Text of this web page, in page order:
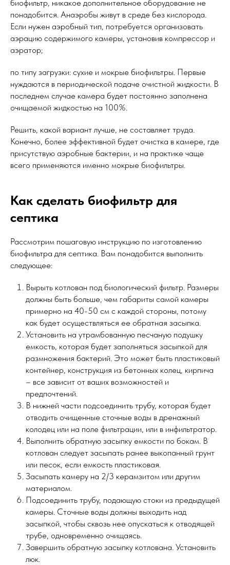
биофильтр, никакое дополнительное оборудование не
понадобится. Анаэробы живут в среде без кислорода.
Если нужен аэробный тип, потребуется организовать
аэрацию содержимого камеры, установив компрессор и
аэратор;
по типу загрузки: сухие и мокрые биофильтры. Первые
нуждаются в периодической подаче очистной жидкости. В
последнем случае камера будет постоянно заполнена
очищаемой жидкостью на 100%.
Решить, какой вариант лучше, не составляет труда.
Конечно, более эффективной будет очистка в камере, где
присутствую аэробные бактерии, и на практике чаще
всего применяются именно мокрые биофильтры.
Как сделать биофильтр для
септика
Рассмотрим пошаговую инструкцию по изготовлению
биофильтра для септика. Вам понадобится выполнить
следующее:
Вырыть котлован под биологический фильтр. Размеры
должны быть больше, чем габариты самой камеры
примерно на 40-50 см с каждой стороны, потому
как будет осуществляться ее обратная засыпка.
Установить на утрамбованную песчаную подушку
емкость, которая будет заполняться засыпкой для
размножения бактерий. Это может быть пластиковый
контейнер, конструкция из бетонных колец, кирпича
– все зависит от ваших возможностей и
предпочтений.
В нижней части подсоединить трубу, которая будет
отводить очищенные сточные воды в дренажный
колодец или на поле фильтрации, или в инфильтратор.
Выполнить обратную засыпку емкости по бокам. В
котлован следует засыпать ранее выкопанный грунт
или песок, если емкость пластиковая.
Засыпать камеру на 2/3 керамзитом или другим
материалом.
Подсоединить трубу, подающую стоки из предыдущей
камеры. Сточные воды должны выходить над
засыпкой, чтобы сквозь нее опускаться к отводящей
трубе, одновременно очищаясь.
Завершить обратную засыпку котлована. Установить
люк.